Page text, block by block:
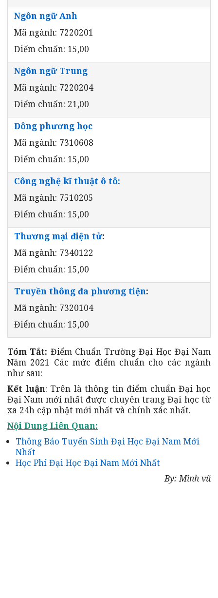
Ngôn ngữ Anh
Mã ngành: 7220201
Điểm chuẩn: 15,00
Ngôn ngữ Trung
Mã ngành: 7220204
Điểm chuẩn: 21,00
Đông phương học
Mã ngành: 7310608
Điểm chuẩn: 15,00
Công nghệ kĩ thuật ô tô:
Mã ngành: 7510205
Điểm chuẩn: 15,00
Thương mại điện tử:
Mã ngành: 7340122
Điểm chuẩn: 15,00
Truyền thông đa phương tiện:
Mã ngành: 7320104
Điểm chuẩn: 15,00
Tóm Tắt: Điểm Chuẩn Trường Đại Học Đại Nam
Năm 2021 Các mức điểm chuẩn cho các ngành
như sau:
Kết luận: Trên là thông tin điểm chuẩn Đại học
Đại Nam mới nhất được chuyên trang Đại học từ
xa 24h cập nhật mới nhất và chính xác nhất.
Nội Dung Liên Quan:
Thông Báo Tuyển Sinh Đại Học Đại Nam Mới
Nhất
Học Phí Đại Học Đại Nam Mới Nhất
By: Minh vũ